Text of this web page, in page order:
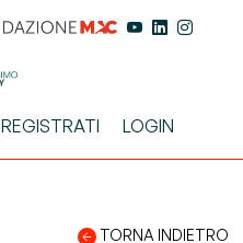
REGISTRATI LOGIN
TORNA INDIETRO